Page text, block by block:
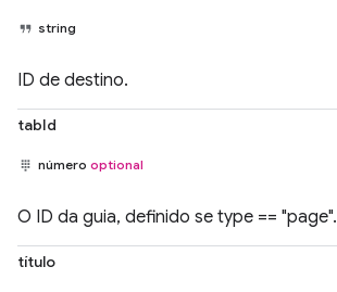
string
ID de destino.
tabId
número optional
O ID da guia, definido se type == "page".
título